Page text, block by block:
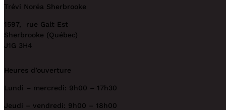
Trévi Noréa Sherbrooke
1597, rue Galt Est
Sherbrooke (Québec)
J1G 3H4
Heures d’ouverture
Lundi – mercredi: 9h00 – 17h30
Jeudi – vendredi: 9h00 – 18h00